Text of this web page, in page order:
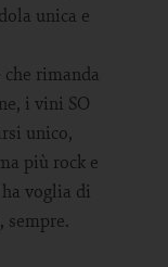
unica e
rimanda
i vini SO
unico,
più rock e
voglia di
sempre.